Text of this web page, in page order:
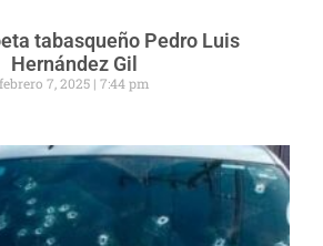
tabasqueño Pedro Luis
Hernández Gil
febrero 7, 2025 7:44 pm